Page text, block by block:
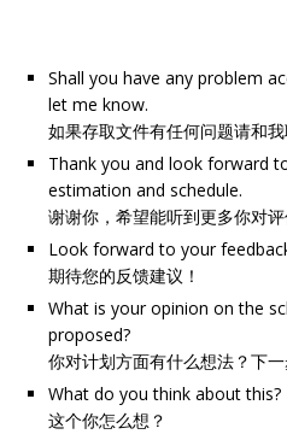
Shall you have any problem
let me know.
如果存取文件有任何问题请和我
Thank you and look forward
estimation and schedule.
谢谢你，希望能听到更多你对评
Look forward to your
期待您的反馈建议！
What is your opinion on the
proposed?
你对计划方面有什么想法？下
What do you think about this?
这个你怎么想？